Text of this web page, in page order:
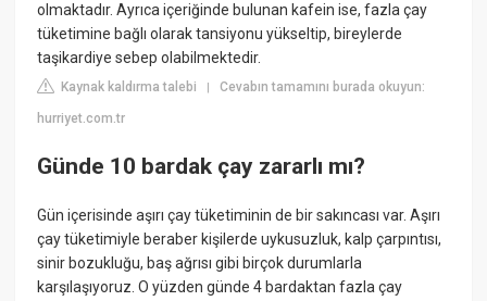
olmaktadır. Ayrıca içeriğinde bulunan kafein ise, fazla çay
tüketimine bağlı olarak tansiyonu yükseltip, bireylerde
taşikardiye sebep olabilmektedir.
Kaynak kaldırma talebi |Cevabın tamamını burada okuyun:
hurriyet.com.tr
Günde 10 bardak çay zararlı mı?
Gün içerisinde aşırı çay tüketiminin de bir sakıncası var. Aşırı
çay tüketimiyle beraber kişilerde uykusuzluk, kalp çarpıntısı,
sinir bozukluğu, baş ağrısı gibi birçok durumlarla
karşılaşıyoruz. O yüzden günde 4 bardaktan fazla çay